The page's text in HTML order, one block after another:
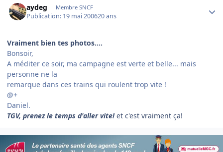
aydeg Membre SNCF
Publication: 19 mai 200620 ans
Vraiment bien tes photos....
Bonsoir,
A méditer ce soir, ma campagne est verte et belle... mais
personne ne la
remarque dans ces trains qui roulent trop vite !
@+
Daniel.
TGV, prenez le temps d'aller vite! et c'est vraiment ça!